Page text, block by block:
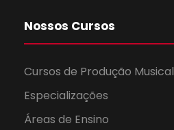
Nossos Cursos
Cursos de Produção Musical
Especializações
Áreas de Ensino